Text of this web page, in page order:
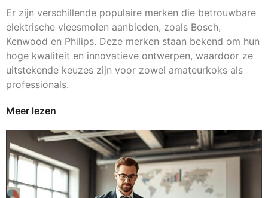
Er zijn verschillende populaire merken die betrouwbare
elektrische vleesmolen aanbieden, zoals Bosch,
Kenwood en Philips. Deze merken staan bekend om hun
hoge kwaliteit en innovatieve ontwerpen, waardoor ze
uitstekende keuzes zijn voor zowel amateurkoks als
professionals.
Meer lezen